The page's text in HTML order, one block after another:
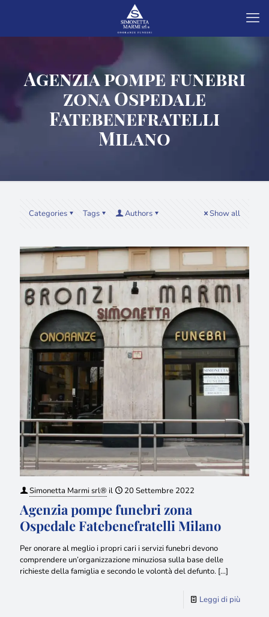
Agenzia pompe funebri
zona Ospedale
Fatebenefratelli
Milano
Categories Tags Authors Show all
Simonetta Marmi srl® il 20 Settembre 2022
Agenzia pompe funebri zona
Ospedale Fatebenefratelli Milano
Per onorare al meglio i propri cari i servizi funebri devono
comprendere un’organizzazione minuziosa sulla base delle
richieste della famiglia e secondo le volontà del defunto. […]
Leggi di più